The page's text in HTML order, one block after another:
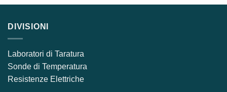
DIVISIONI
Laboratori di Taratura
Sonde di Temperatura
Resistenze Elettriche